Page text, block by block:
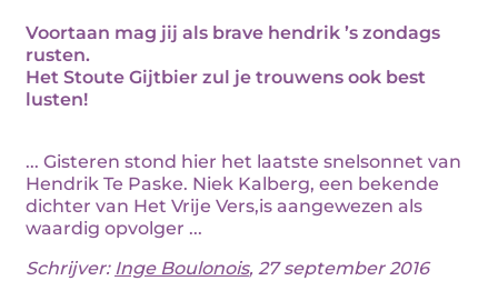
Voortaan mag jij als brave hendrik ’s zondags
rusten.
Het Stoute Gijtbier zul je trouwens ook best
lusten!
... Gisteren stond hier het laatste snelsonnet van
Hendrik Te Paske. Niek Kalberg, een bekende
dichter van Het Vrije Vers,is aangewezen als
waardig opvolger ...
Schrijver: Inge Boulonois, 27 september 2016